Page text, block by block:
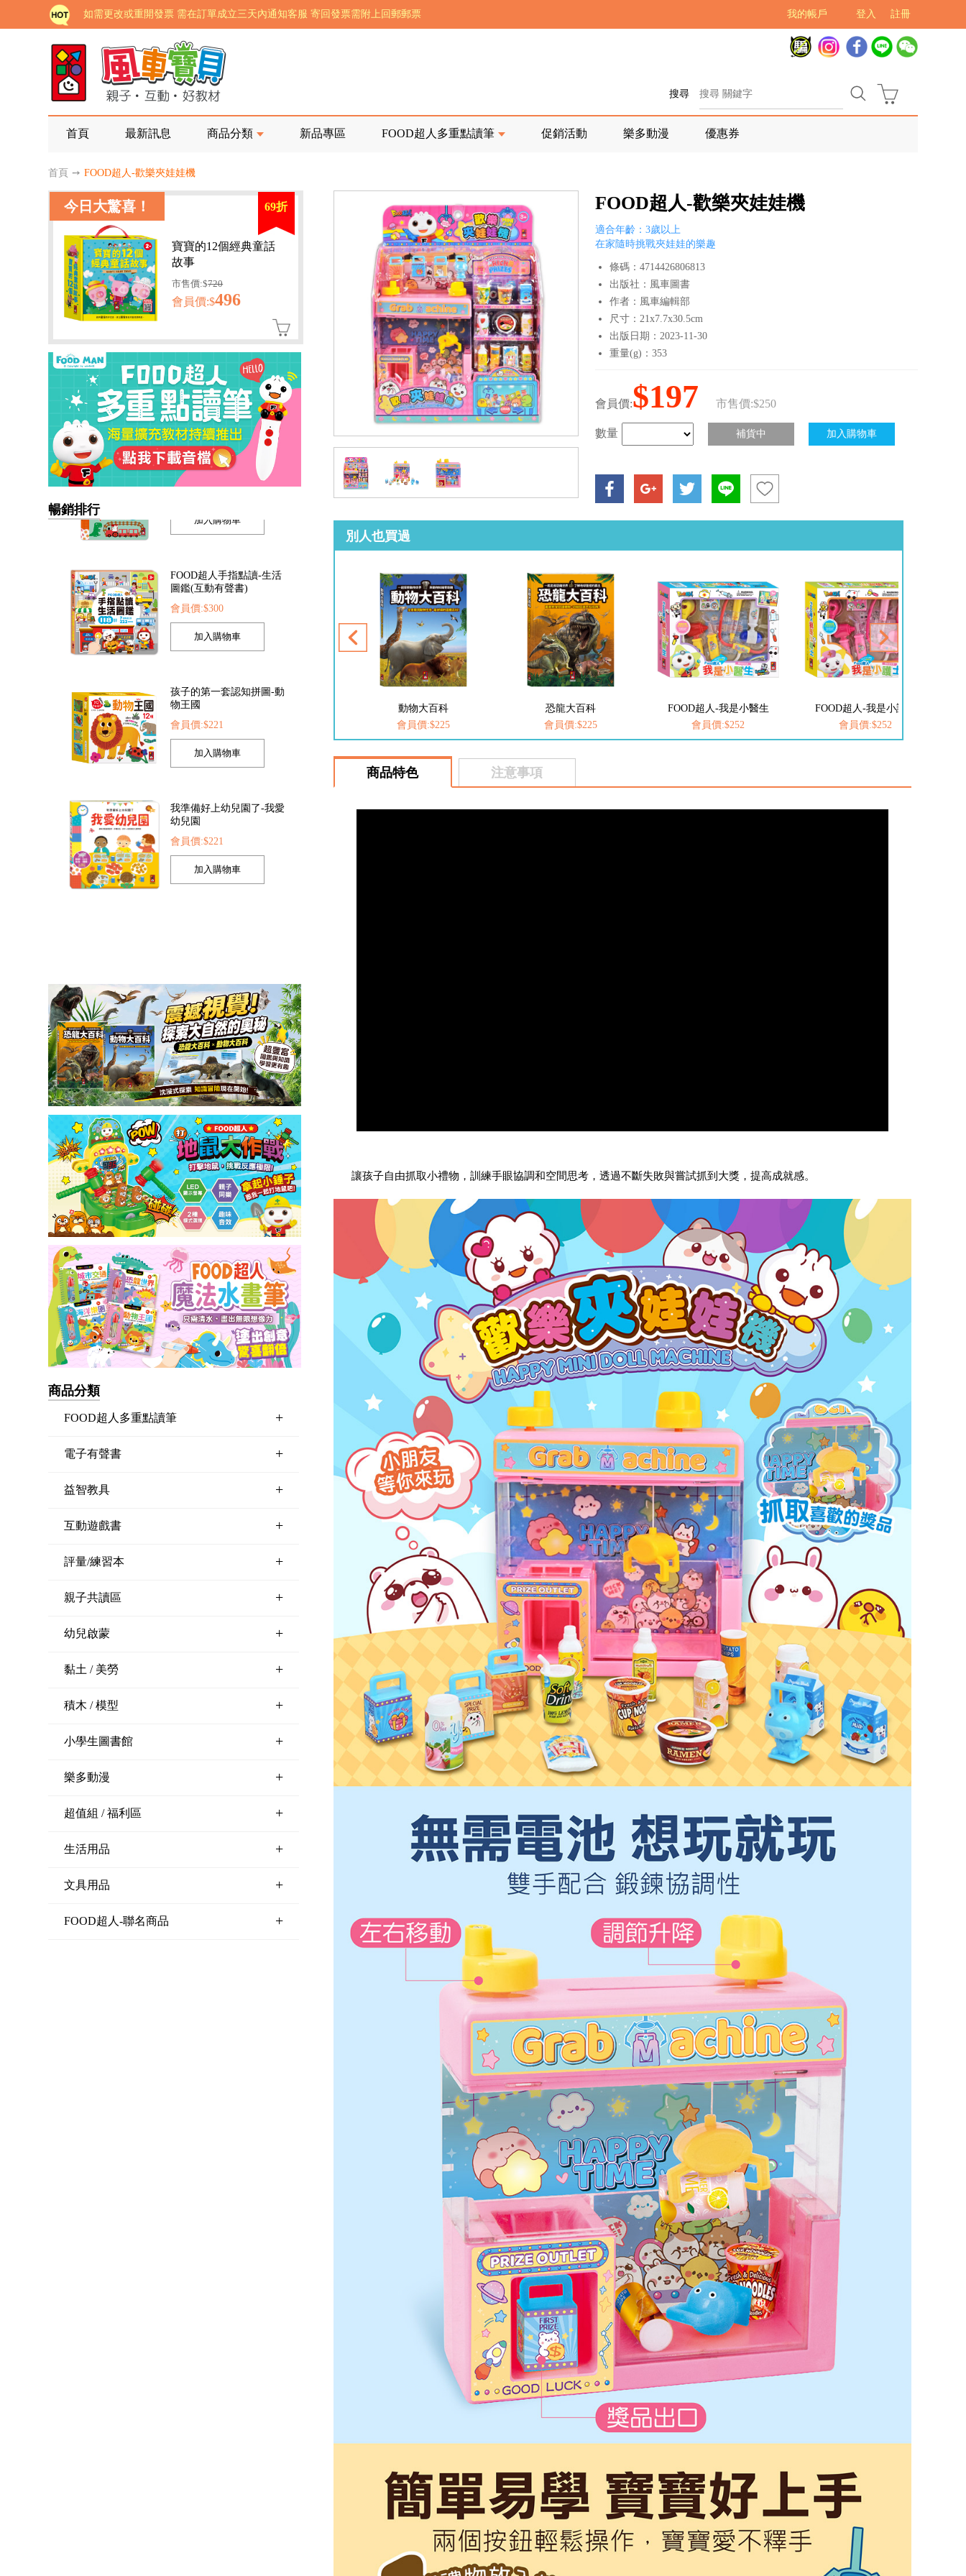
註冊
登入
我的帳戶
老師您好!!幼教會員火熱招募中~
海外購物免煩惱！點我查看『海外購物流程說明』
家長樂了!「風車書版集團暨FOOD超人企業總部」目前正興建中!
批發會員大招募，輕鬆實現財富自由!
如需更改或重開發票 需在訂單成立三天內通知客服 寄回發票需附上回郵郵票
搜尋
首頁 最新訊息 商品分類 新品專區 FOOD超人多重點讀筆 促銷活動 樂多動漫 優惠券
首頁 ➙ FOOD超人-歡樂夾娃娃機
今日大驚喜！ 69折
寶寶的12個經典童話
故事
市售價:$720
會員價:$496
暢銷排行
會員價:$300
會員價:$221
會員價:$221
商品分類
FOOD超人多重點讀筆 +
電子有聲書 +
益智教具 +
互動遊戲書 +
評量/練習本 +
親子共讀區 +
幼兒啟蒙 +
黏土 / 美勞 +
積木 / 模型 +
小學生圖書館 +
樂多動漫 +
超值組 / 福利區 +
生活用品 +
文具用品 +
FOOD超人-聯名商品 +
FOOD超人-歡樂夾娃娃機
適合年齡：3歲以上
在家隨時挑戰夾娃娃的樂趣
條碼：4714426806813
出版社：風車圖書
作者：風車編輯部
尺寸：21x7.7x30.5cm
出版日期：2023-11-30
重量(g)：353
會員價:$197 市售價:$250
數量
別人也買過
FOOD超人夢幻泡泡槍
會員價:$205
恐龍大百科
會員價:$225
FOOD超人-我是小醫生
會員價:$252
FOOD超人-我是小護士
會員價:$252
愛思考的小小孩(全套8冊)
會員價:$537
商品特色 注意事項
讓孩子自由抓取小禮物，訓練手眼協調和空間思考，透過不斷失敗與嘗試抓到大獎，提高成就感。